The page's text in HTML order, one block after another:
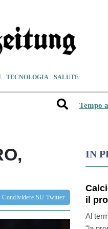
TECNOLOGIA SALUTE
Tempo
Condividere SU Twitter
IN
il
Al